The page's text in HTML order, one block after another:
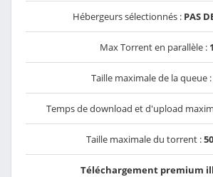
Hébergeurs sélectionnés : PAS
Max Torrent en parallèle :
Taille maximale de la queue :
Temps de download et d'upload
Taille maximale du torrent :
Téléchargement premium